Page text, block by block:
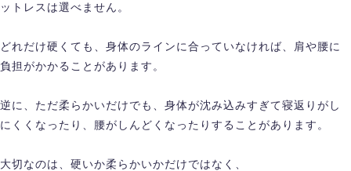
ットレスは選べません。
どれだけ硬くても、身体のラインに合っていなければ、肩や腰に
負担がかかることがあります。
逆に、ただ柔らかいだけでも、身体が沈み込みすぎて寝返りがし
にくくなったり、腰がしんどくなったりすることがあります。
大切なのは、硬いか柔らかいかだけではなく、